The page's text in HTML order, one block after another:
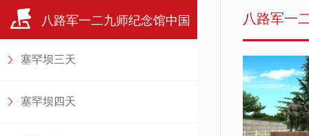
八路军一二九师纪念馆中国
人民抗日军政大学陈列馆教师思政
塞罕坝三天
塞罕坝四天
八路军一